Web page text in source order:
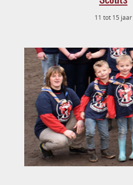
11 tot 15 jaar